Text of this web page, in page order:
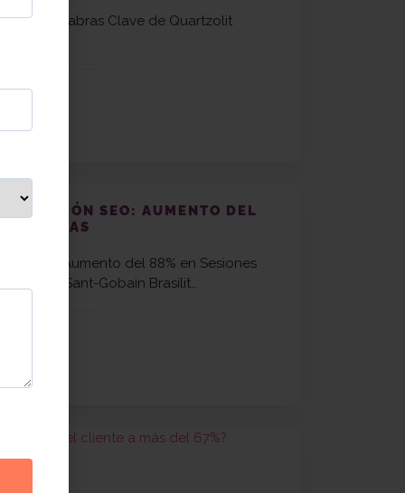
de las Palabras Clave de Quartzolit
SEO: AUMENTO DEL
SEO: Aumento del 88% en Sesiones
entre Sant-Gobain Brasilit…